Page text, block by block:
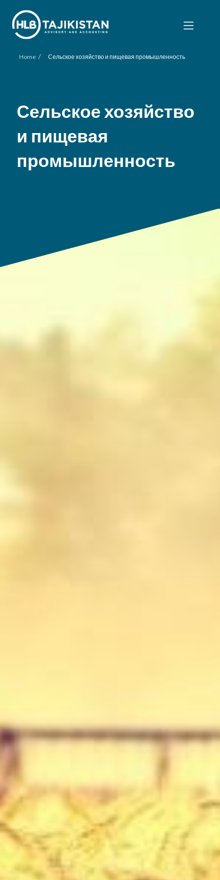
Home / Сельское хозяйство и пищевая промышленность
Сельское хозяйство
и пищевая
промышленность